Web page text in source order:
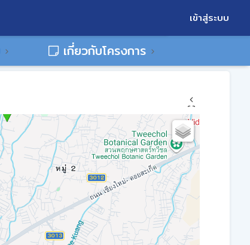
เข้าสู่ระบบ
เกี่ยวกับโครงการ